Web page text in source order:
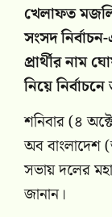
খেলাফত
সংসদ
প্রার্থীর নাম
নিয়ে
শনিবার (৪
অব
সভায় দলের
জানান।